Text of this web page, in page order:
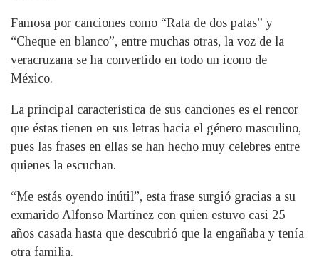
Famosa por canciones como “Rata de dos patas” y
“Cheque en blanco”, entre muchas otras, la voz de la
veracruzana se ha convertido en todo un icono de
México.
La principal característica de sus canciones es el rencor
que éstas tienen en sus letras hacia el género masculino,
pues las frases en ellas se han hecho muy celebres entre
quienes la escuchan.
“Me estás oyendo inútil”, esta frase surgió gracias a su
exmarido Alfonso Martínez con quien estuvo casi 25
años casada hasta que descubrió que la engañaba y tenía
otra familia.